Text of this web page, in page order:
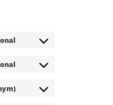
Consent
service
Consent
service
Consent